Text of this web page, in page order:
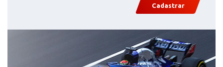
Cadastrar